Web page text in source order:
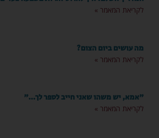
לקריאת המאמר »
מה עושים ביום הצום?
לקריאת המאמר »
"אמא, יש משהו שאני חייב לספר לך…"
לקריאת המאמר »